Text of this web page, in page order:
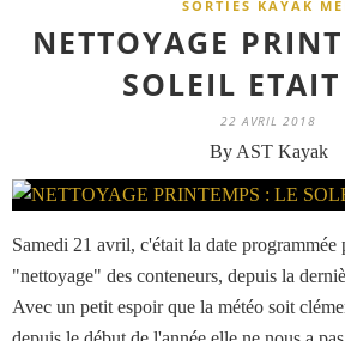
SORTIES KAYAK
NETTOYAGE
SOLEIL
22 AVRIL 2018
By AST Kayak
Samedi 21 avril, c'était la date programmée
"nettoyage" des conteneurs, depuis la
Avec un petit espoir que la météo soit